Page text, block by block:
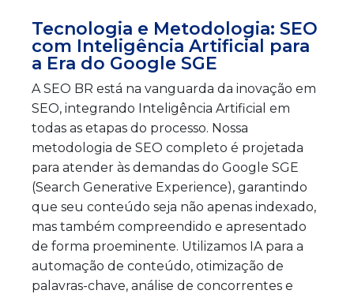
Tecnologia e Metodologia: SEO
com Inteligência Artificial para
a Era do Google SGE
A SEO BR está na vanguarda da inovação em
SEO, integrando Inteligência Artificial em
todas as etapas do processo. Nossa
metodologia de SEO completo é projetada
para atender às demandas do Google SGE
(Search Generative Experience), garantindo
que seu conteúdo seja não apenas indexado,
mas também compreendido e apresentado
de forma proeminente. Utilizamos IA para a
automação de conteúdo, otimização de
palavras-chave, análise de concorrentes e